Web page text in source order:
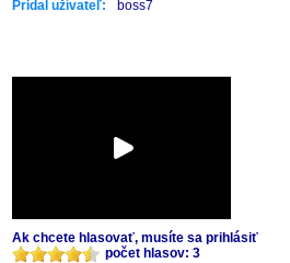
Pridal užívateľ: boss7
Ak chcete hlasovať, musíte sa prihlásiť
počet hlasov: 3